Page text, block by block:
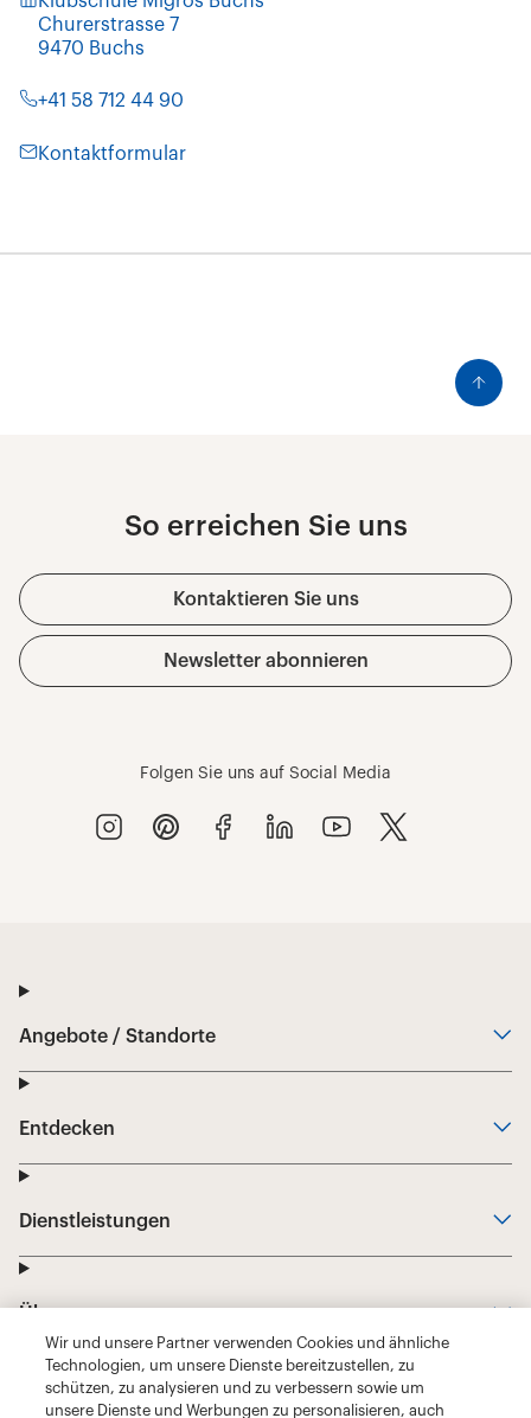
Wir und unsere Partner verwenden Cookies und ähnliche
Technologien, um unsere Dienste bereitzustellen, zu
schützen, zu analysieren und zu verbessern sowie um
unsere Dienste und Werbungen zu personalisieren, auch